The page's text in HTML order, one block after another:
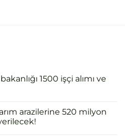
1500 işçi alımı ve
arazilerine 520 milyon